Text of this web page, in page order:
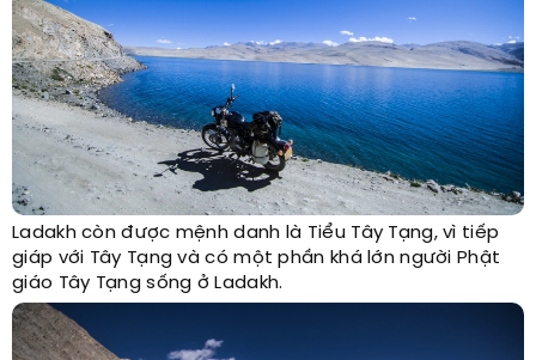
Ladakh còn được mệnh danh là Tiểu Tây Tạng, vì tiếp
giáp với Tây Tạng và có một phần khá lớn người Phật
giáo Tây Tạng sống ở Ladakh.